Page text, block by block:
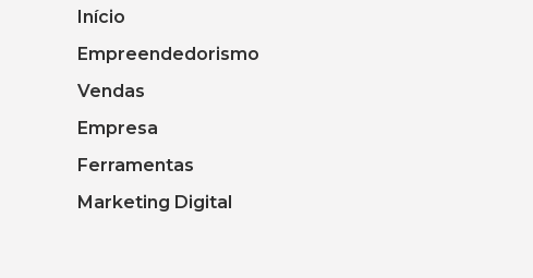
Início
Empreendedorismo
Vendas
Empresa
Ferramentas
Marketing Digital